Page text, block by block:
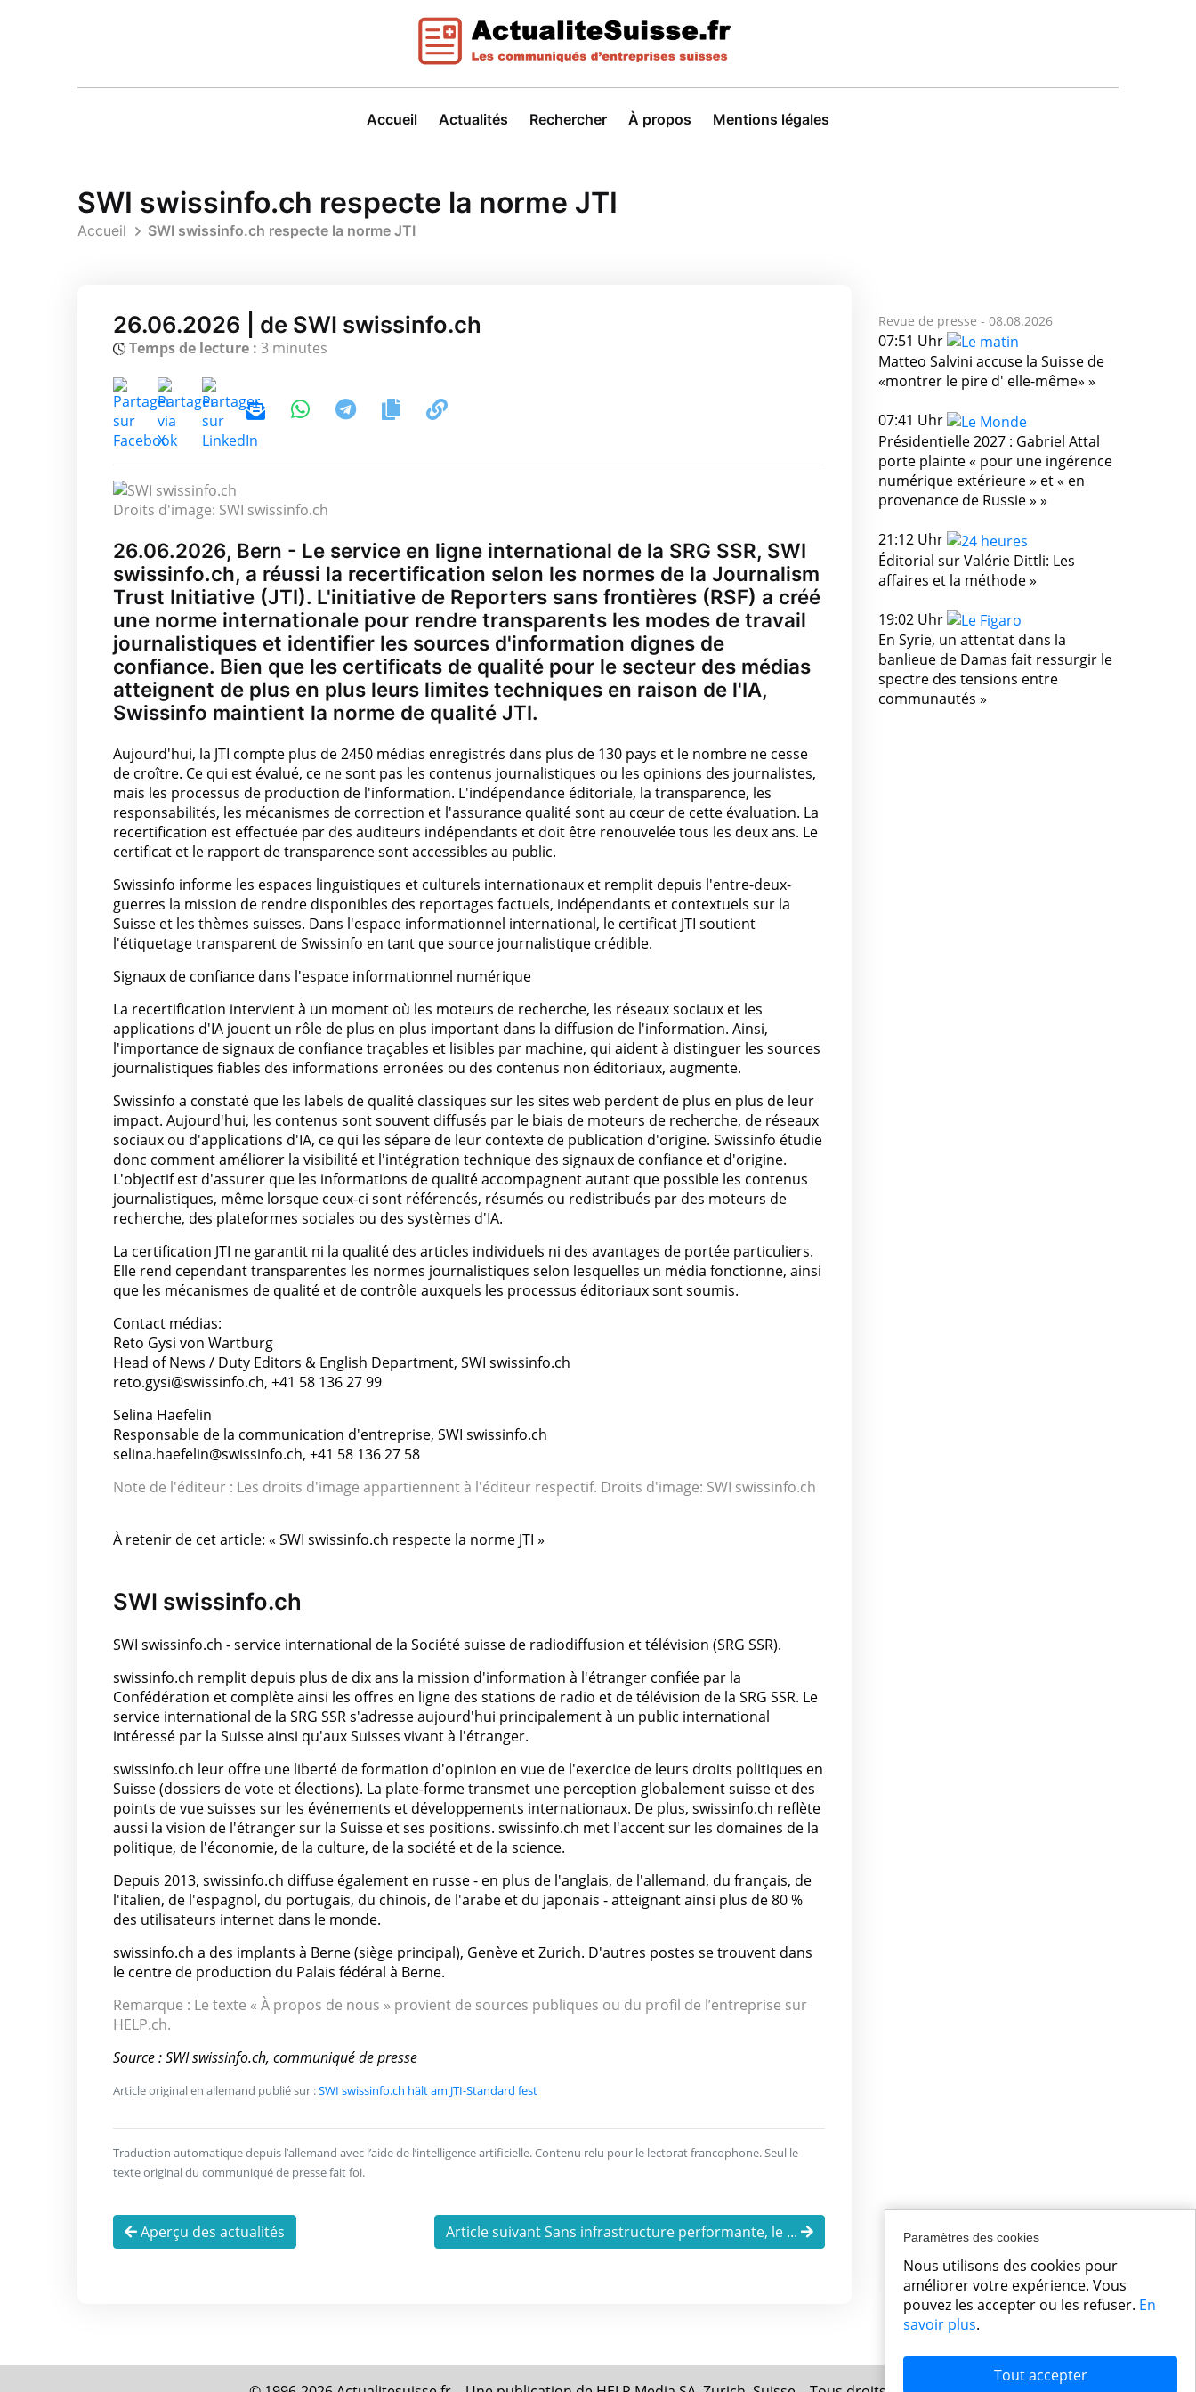
Accueil Actualités Rechercher À propos Mentions légales
SWI swissinfo.ch respecte la norme JTI
Accueil SWI swissinfo.ch respecte la norme JTI
26.06.2026 | de SWI swissinfo.ch
Temps de lecture : 3 minutes
Droits d'image: SWI swissinfo.ch
26.06.2026, Bern - Le service en ligne international de la SRG SSR, SWI
swissinfo.ch, a réussi la recertification selon les normes de la Journalism
Trust Initiative (JTI). L'initiative de Reporters sans frontières (RSF) a créé
une norme internationale pour rendre transparents les modes de travail
journalistiques et identifier les sources d'information dignes de
confiance. Bien que les certificats de qualité pour le secteur des médias
atteignent de plus en plus leurs limites techniques en raison de l'IA,
Swissinfo maintient la norme de qualité JTI.
Aujourd'hui, la JTI compte plus de 2450 médias enregistrés dans plus de 130 pays et le nombre ne cesse
de croître. Ce qui est évalué, ce ne sont pas les contenus journalistiques ou les opinions des journalistes,
mais les processus de production de l'information. L'indépendance éditoriale, la transparence, les
responsabilités, les mécanismes de correction et l'assurance qualité sont au cœur de cette évaluation. La
recertification est effectuée par des auditeurs indépendants et doit être renouvelée tous les deux ans. Le
certificat et le rapport de transparence sont accessibles au public.
Swissinfo informe les espaces linguistiques et culturels internationaux et remplit depuis l'entre-deux-
guerres la mission de rendre disponibles des reportages factuels, indépendants et contextuels sur la
Suisse et les thèmes suisses. Dans l'espace informationnel international, le certificat JTI soutient
l'étiquetage transparent de Swissinfo en tant que source journalistique crédible.
Signaux de confiance dans l'espace informationnel numérique
La recertification intervient à un moment où les moteurs de recherche, les réseaux sociaux et les
applications d'IA jouent un rôle de plus en plus important dans la diffusion de l'information. Ainsi,
l'importance de signaux de confiance traçables et lisibles par machine, qui aident à distinguer les sources
journalistiques fiables des informations erronées ou des contenus non éditoriaux, augmente.
Swissinfo a constaté que les labels de qualité classiques sur les sites web perdent de plus en plus de leur
impact. Aujourd'hui, les contenus sont souvent diffusés par le biais de moteurs de recherche, de réseaux
sociaux ou d'applications d'IA, ce qui les sépare de leur contexte de publication d'origine. Swissinfo étudie
donc comment améliorer la visibilité et l'intégration technique des signaux de confiance et d'origine.
L'objectif est d'assurer que les informations de qualité accompagnent autant que possible les contenus
journalistiques, même lorsque ceux-ci sont référencés, résumés ou redistribués par des moteurs de
recherche, des plateformes sociales ou des systèmes d'IA.
La certification JTI ne garantit ni la qualité des articles individuels ni des avantages de portée particuliers.
Elle rend cependant transparentes les normes journalistiques selon lesquelles un média fonctionne, ainsi
que les mécanismes de qualité et de contrôle auxquels les processus éditoriaux sont soumis.
Contact médias:
Reto Gysi von Wartburg
Head of News / Duty Editors & English Department, SWI swissinfo.ch
reto.gysi@swissinfo.ch, +41 58 136 27 99
Selina Haefelin
Responsable de la communication d'entreprise, SWI swissinfo.ch
selina.haefelin@swissinfo.ch, +41 58 136 27 58
Note de l'éditeur : Les droits d'image appartiennent à l'éditeur respectif. Droits d'image: SWI swissinfo.ch
À retenir de cet article: « SWI swissinfo.ch respecte la norme JTI »
SWI swissinfo.ch
SWI swissinfo.ch - service international de la Société suisse de radiodiffusion et télévision (SRG SSR).
swissinfo.ch remplit depuis plus de dix ans la mission d'information à l'étranger confiée par la
Confédération et complète ainsi les offres en ligne des stations de radio et de télévision de la SRG SSR. Le
service international de la SRG SSR s'adresse aujourd'hui principalement à un public international
intéressé par la Suisse ainsi qu'aux Suisses vivant à l'étranger.
swissinfo.ch leur offre une liberté de formation d'opinion en vue de l'exercice de leurs droits politiques en
Suisse (dossiers de vote et élections). La plate-forme transmet une perception globalement suisse et des
points de vue suisses sur les événements et développements internationaux. De plus, swissinfo.ch reflète
aussi la vision de l'étranger sur la Suisse et ses positions. swissinfo.ch met l'accent sur les domaines de la
politique, de l'économie, de la culture, de la société et de la science.
Depuis 2013, swissinfo.ch diffuse également en russe - en plus de l'anglais, de l'allemand, du français, de
l'italien, de l'espagnol, du portugais, du chinois, de l'arabe et du japonais - atteignant ainsi plus de 80 %
des utilisateurs internet dans le monde.
swissinfo.ch a des implants à Berne (siège principal), Genève et Zurich. D'autres postes se trouvent dans
le centre de production du Palais fédéral à Berne.
Remarque : Le texte « À propos de nous » provient de sources publiques ou du profil de l’entreprise sur
HELP.ch.
Source : SWI swissinfo.ch, communiqué de presse
Article original en allemand publié sur :SWI swissinfo.ch hält am JTI-Standard fest
Traduction automatique depuis l’allemand avec l’aide de l’intelligence artificielle. Contenu relu pour le lectorat francophone. Seul le
texte original du communiqué de presse fait foi.
Aperçu des actualités Article suivant Sans infrastructure performante, le ...
Revue de presse - 08.08.2026
07:51 Uhr
Matteo Salvini accuse la Suisse de
«montrer le pire d' elle-même» »
07:41 Uhr
Présidentielle 2027 : Gabriel Attal
porte plainte « pour une ingérence
numérique extérieure » et « en
provenance de Russie » »
21:12 Uhr
Éditorial sur Valérie Dittli: Les
affaires et la méthode »
19:02 Uhr
En Syrie, un attentat dans la
banlieue de Damas fait ressurgir le
spectre des tensions entre
communautés »
Paramètres des cookies
Nous utilisons des cookies pour
améliorer votre expérience. Vous
pouvez les accepter ou les refuser. En
savoir plus.
Tout accepter